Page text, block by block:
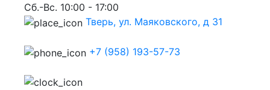
Сб.-Вс. 10:00 - 17:00
Тверь, ул. Маяковского, д 31
+7 (958) 193-57-73